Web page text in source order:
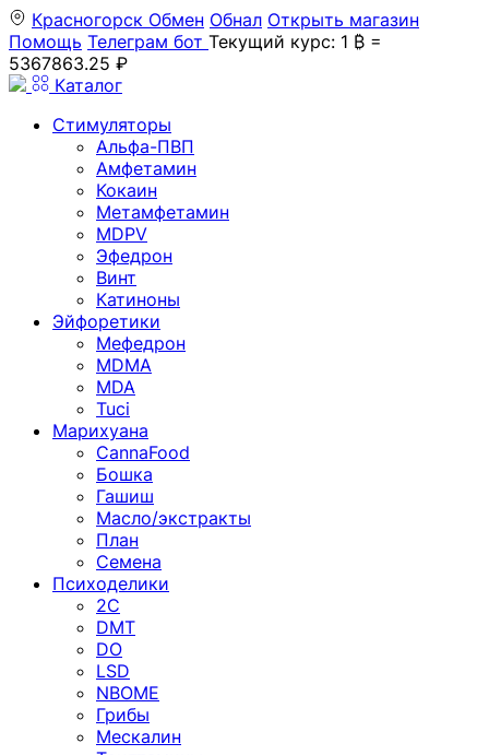
Красногорск Обмен Обнал Открыть магазин
Помощь Телеграм бот Текущий курс: 1 ₿ =
5367863.25 ₽
Каталог
Стимуляторы
Альфа-ПВП
Амфетамин
Кокаин
Метамфетамин
MDPV
Эфедрон
Винт
Катиноны
Эйфоретики
Мефедрон
MDMA
MDA
Tuci
Марихуана
CannaFood
Бошка
Гашиш
Масло/экстракты
План
Семена
Психоделики
2C
DMT
DO
LSD
NBOME
Грибы
Мескалин